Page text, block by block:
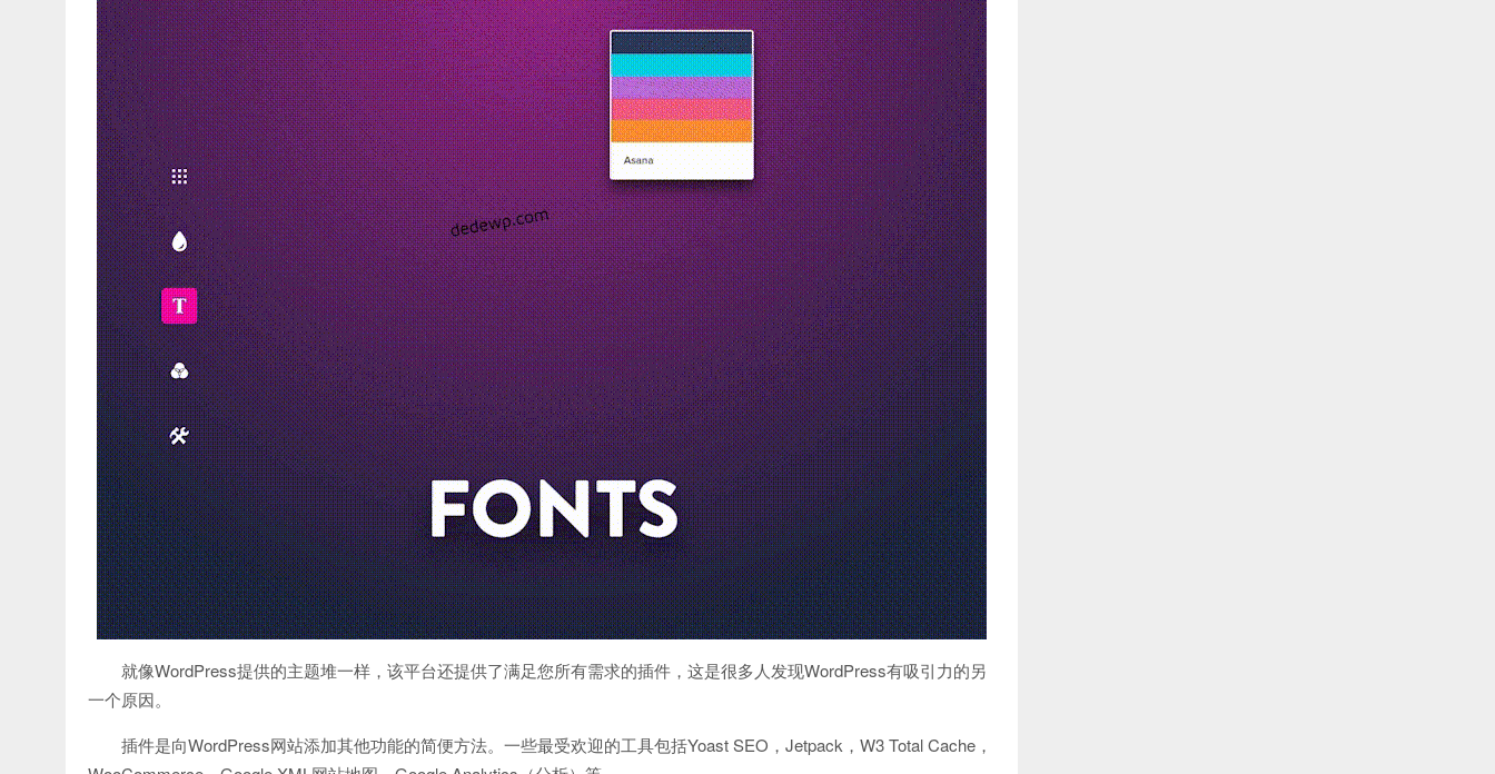
就像WordPress提供的主题堆一样，该平台还提供了满足您所有需求的插件，这是很多人发现WordPress有吸引力的另
一个原因。
插件是向WordPress网站添加其他功能的简便方法。一些最受欢迎的工具包括Yoast SEO，Jetpack，W3 Total Cache，